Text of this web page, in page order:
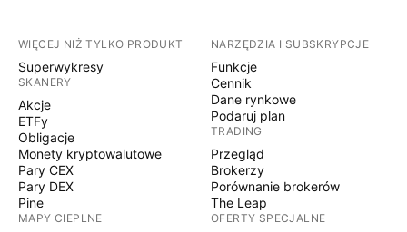
WIĘCEJ NIŻ TYLKO PRODUKT
Superwykresy
SKANERY
Akcje
ETFy
Obligacje
Monety kryptowalutowe
Pary CEX
Pary DEX
Pine
MAPY CIEPLNE
NARZĘDZIA I SUBSKRYPCJE
Funkcje
Cennik
Dane rynkowe
Podaruj plan
TRADING
Przegląd
Brokerzy
Porównanie brokerów
The Leap
OFERTY SPECJALNE